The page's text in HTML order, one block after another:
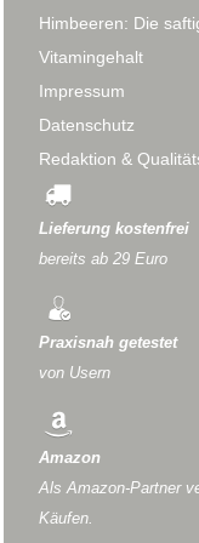
Himbeeren: Die
Vitamingehalt
Impressum
Datenschutz
Redaktion &
Lieferung kostenfrei
bereits ab 29 Euro
Praxisnah getestet
von Usern
Amazon
Als Amazon-Partner
Käufen.